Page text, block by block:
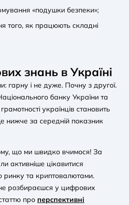
«подушки безпеки»;
того, як працюють складні
знань в Україні
гарну і не дуже. Почну з другої.
банку України та
українців становить
нижче за середній показник
що ми швидко вчимося! За
активніше цікавитися
ринку та криптовалютами.
розбираєшся у цифрових
про перспективні